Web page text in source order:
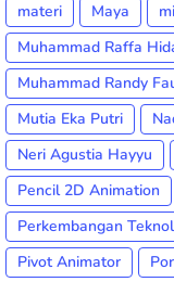
materi
Maya
Muhammad Raffa
Muhammad Randy
Mutia Eka Putri
Neri Agustia Hayyu
Pencil 2D Animation
Perkembangan
Pivot Animator